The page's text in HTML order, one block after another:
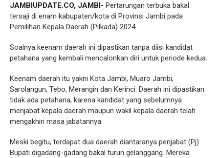
JAMBIUPDATE.CO, JAMBI- Pertarungan terbuka bakal
tersaji di enam kabupaten/kota di Provinsi Jambi pada
Pemilihan Kepala Daerah (Pilkada) 2024.
Soalnya keenam daerah ini dipastikan tanpa diisi kandidat
petahana yang kembali mencalonkan diri untuk periode kedua.
Keenam daerah itu yakni Kota Jambi, Muaro Jambi,
Sarolangun, Tebo, Merangin dan Kerinci. Daerah ini dipastikan
tidak ada petahana, karena kandidat yang sebelumnya
menjabat kepala daerah maupun wakil kepala daerah telah
mengakhiri masa jabatannya.
Meski begitu, terdapat dua daerah diantaranya penjabat (Pj)
Bupati digadang-gadang bakal turun gelanggang. Mereka